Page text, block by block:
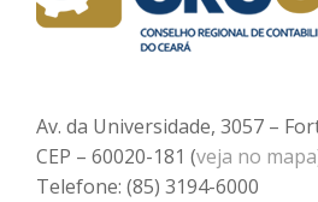
Av. da Universidade, 3057 –
CEP – 60020-181 (veja no mapa
Telefone: (85) 3194-6000